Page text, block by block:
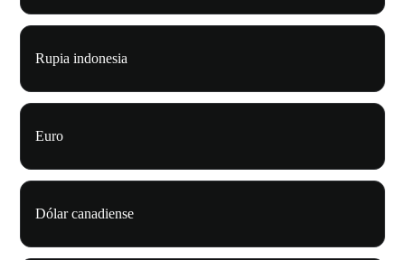
Rupia indonesia
Euro
Dólar canadiense